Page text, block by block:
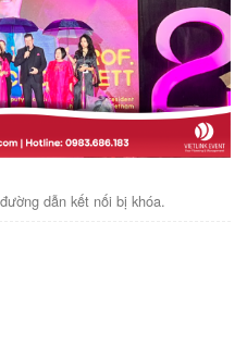
dẫn kết nối bị khóa.